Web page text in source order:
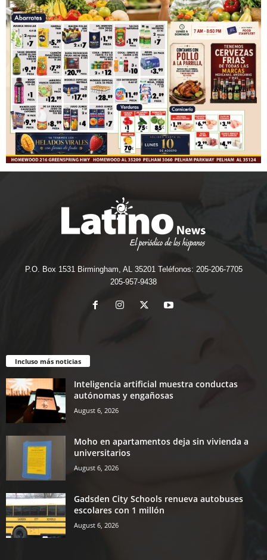
P.O. Box 1531 Birmingham, AL 35201 Teléfonos: 205-206-7705
205-957-9438
Incluso más noticias
Inteligencia artificial muestra conductas
autónomas y engañosas
August 6, 2026
Moho en apartamentos deja sin vivienda a
universitarios
August 6, 2026
Gadsden City Schools renueva autobuses
escolares con 1 millón
August 6, 2026